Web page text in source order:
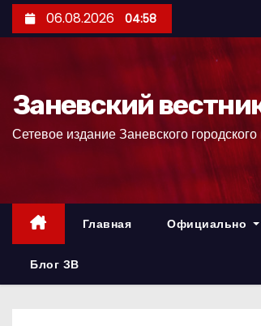
е
р
06.08.2026 04:58
Заневский
Сетевое издание Заневского
Главная Официально
Блог ЗВ